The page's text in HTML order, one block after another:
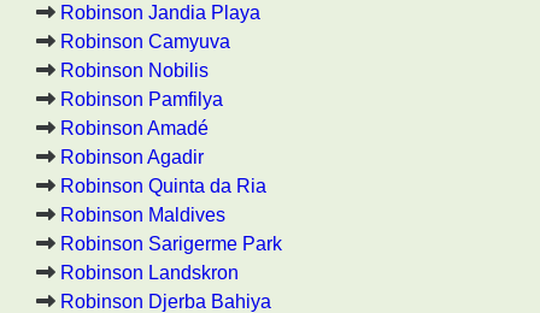
Robinson Jandia Playa
Robinson Camyuva
Robinson Nobilis
Robinson Pamfilya
Robinson Amadé
Robinson Agadir
Robinson Quinta da Ria
Robinson Maldives
Robinson Sarigerme Park
Robinson Landskron
Robinson Djerba Bahiya